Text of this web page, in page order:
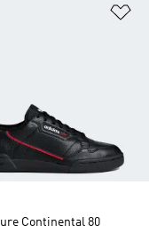
Liste de produits
Continental 80